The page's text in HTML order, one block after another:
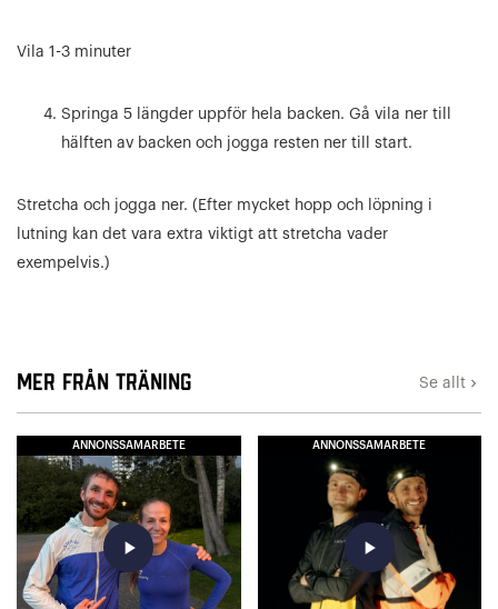
Vila 1-3 minuter
Springa 5 längder uppför hela backen. Gå vila ner till
hälften av backen och jogga resten ner till start.
Stretcha och jogga ner. (Efter mycket hopp och löpning i
lutning kan det vara extra viktigt att stretcha vader
exempelvis.)
Mer från Träning Se allt keyboard_arrow_right
ANNONSSAMARBETE
play_arrow
ANNONSSAMARBETE
play_arrow